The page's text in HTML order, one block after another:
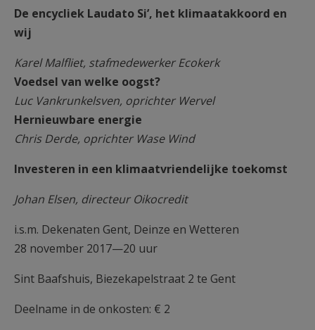
De encycliek Laudato Si’, het klimaatakkoord en
wij
Karel Malfliet, stafmedewerker Ecokerk
Voedsel van welke oogst?
Luc Vankrunkelsven, oprichter Wervel
Hernieuwbare energie
Chris Derde, oprichter Wase Wind
Investeren in een klimaatvriendelijke toekomst
Johan Elsen, directeur Oikocredit
i.s.m. Dekenaten Gent, Deinze en Wetteren
28 november 2017—20 uur
Sint Baafshuis, Biezekapelstraat 2 te Gent
Deelname in de onkosten: € 2